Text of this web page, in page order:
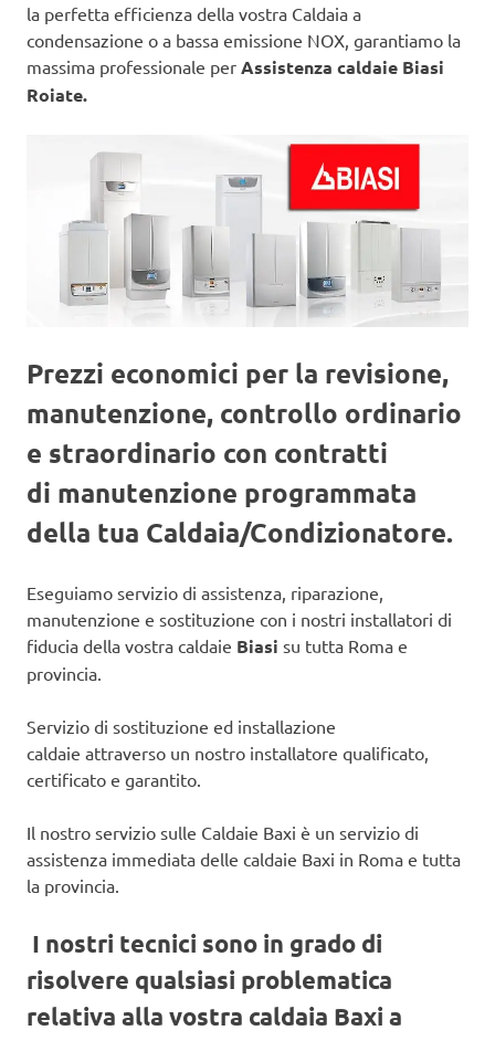
la perfetta efficienza della vostra Caldaia a
condensazione o a bassa emissione NOX, garantiamo la
massima professionale per Assistenza caldaie Biasi
Roiate.
Prezzi economici per la revisione,
manutenzione, controllo ordinario
e straordinario con contratti
di manutenzione programmata
della tua Caldaia/Condizionatore.
Eseguiamo servizio di assistenza, riparazione,
manutenzione e sostituzione con i nostri installatori di
fiducia della vostra caldaie Biasi su tutta Roma e
provincia.
Servizio di sostituzione ed installazione
caldaie attraverso un nostro installatore qualificato,
certificato e garantito.
Il nostro servizio sulle Caldaie Baxi è un servizio di
assistenza immediata delle caldaie Baxi in Roma e tutta
la provincia.
I nostri tecnici sono in grado di
risolvere qualsiasi problematica
relativa alla vostra caldaia Baxi a